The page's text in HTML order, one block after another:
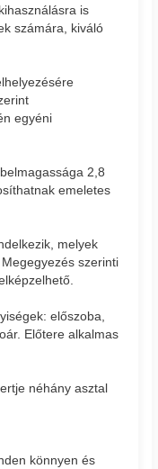
is
számára, kiváló
egyéni
2,8
emeletes
melyek
szerinti
előszoba,
Előtere alkalmas
néhány asztal
könnyen és